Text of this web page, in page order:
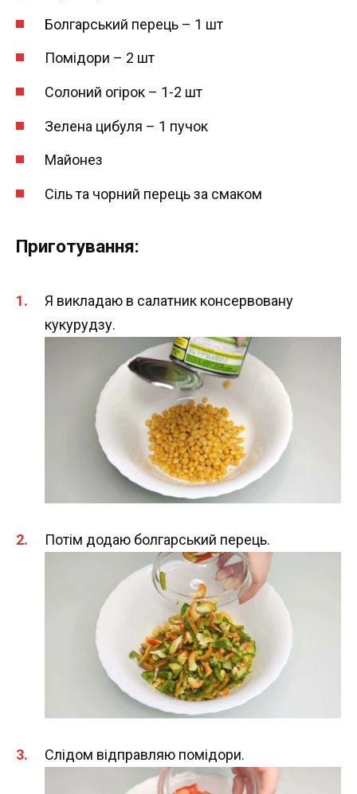
Болгарський перець – 1 шт
Помідори – 2 шт
Солоний огірок – 1-2 шт
Зелена цибуля – 1 пучок
Майонез
Сіль та чорний перець за смаком
Приготування:
Я викладаю в салатник консервовану
кукурудзу.
Потім додаю болгарський перець.
Слідом відправляю помідори.